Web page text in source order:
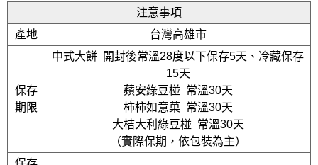
注意事項
產地
台灣高雄市
保存
期限
中式大餅 開封後常溫28度以下保存5天、冷藏保存
15天
蘋安綠豆椪 常溫30天
柿柿如意菓 常溫30天
大桔大利綠豆椪 常溫30天
（實際保期，依包裝為主）